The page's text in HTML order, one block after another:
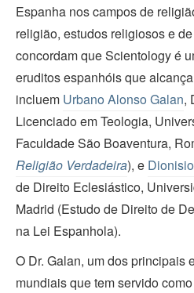
Espanha nos campos de
religião, estudos religiosos e
concordam que Scientology é
eruditos espanhóis que
incluem Urbano Alonso Galan,
Licenciado em Teologia,
Faculdade São Boaventura,
Religião Verdadeira), e
de Direito Eclesiástico,
Madrid (Estudo de Direito de
na Lei Espanhola).
O Dr. Galan, um dos principais
mundiais que tem servido